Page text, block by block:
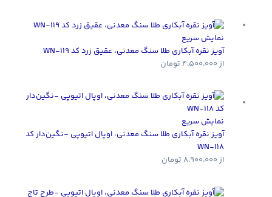
نمایش سریع
آویز نقره آبکاری طلا سنگ معدنی، عقیق زرد کد WN-119
از 4.500.000 تومان
نمایش سریع
آویز نقره آبکاری طلا سنگ معدنی، اوپال اتیوپی -نگین‌دار کد
WN-118
از 8.900.000 تومان